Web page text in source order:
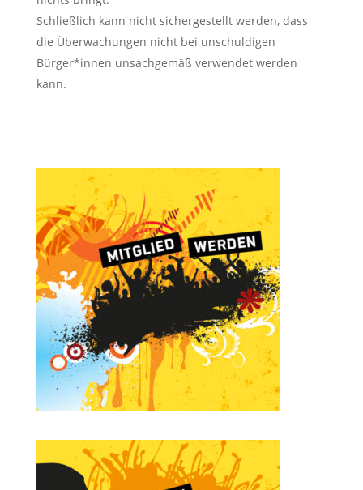
Schließlich kann nicht sichergestellt werden, dass
die Überwachungen nicht bei unschuldigen
Bürger*innen unsachgemäß verwendet werden
kann.